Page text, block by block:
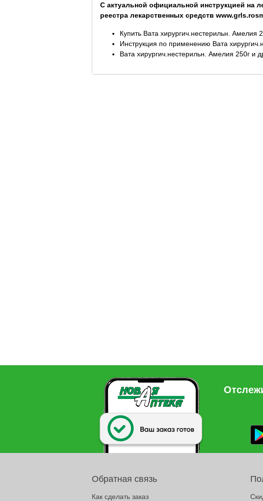
С актуальной официальной инструкцией на
реестра лекарственных средств
Купить Вата хирургич.нестерильн. Амелия
Инструкция по применению Вата
Вата хирургич.нестерильн. Амелия 250г и
Обратная связь
Как сделать заказ